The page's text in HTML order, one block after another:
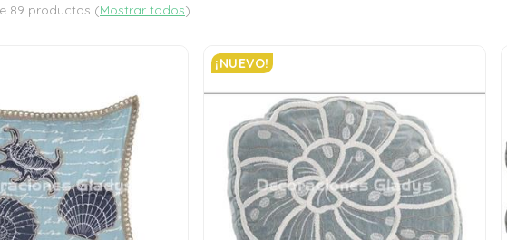
89 productos (Mostrar todos)
¡NUEVO!